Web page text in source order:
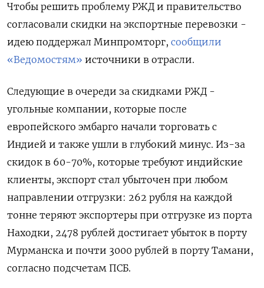
Чтобы решить проблему РЖД и правительство
согласовали скидки на экспортные перевозки -
идею поддержал Минпромторг, сообщили
«Ведомостям» источники в отрасли.
Следующие в очереди за скидками РЖД -
угольные компании, которые после
европейского эмбарго начали торговать с
Индией и также ушли в глубокий минус. Из-за
скидок в 60-70%, которые требуют индийские
клиенты, экспорт стал убыточен при любом
направлении отгрузки: 262 рубля на каждой
тонне теряют экспортеры при отгрузке из порта
Находки, 2478 рублей достигает убыток в порту
Мурманска и почти 3000 рублей в порту Тамани,
согласно подсчетам ПСБ.